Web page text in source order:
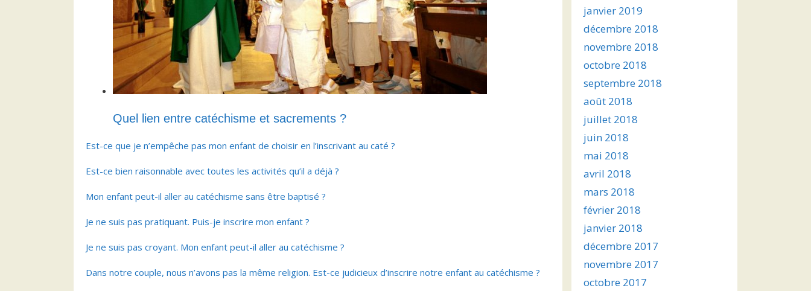
Quel lien entre catéchisme et sacrements ?
Est-ce que je n’empêche pas mon enfant de choisir en l’inscrivant au caté ?
Est-ce bien raisonnable avec toutes les activités qu’il a déjà ?
Mon enfant peut-il aller au catéchisme sans être baptisé ?
Je ne suis pas pratiquant. Puis-je inscrire mon enfant ?
Je ne suis pas croyant. Mon enfant peut-il aller au catéchisme ?
Dans notre couple, nous n’avons pas la même religion. Est-ce judicieux d’inscrire notre enfant au catéchisme ?
janvier 2019
décembre 2018
novembre 2018
octobre 2018
septembre 2018
août 2018
juillet 2018
juin 2018
mai 2018
avril 2018
mars 2018
février 2018
janvier 2018
décembre 2017
novembre 2017
octobre 2017